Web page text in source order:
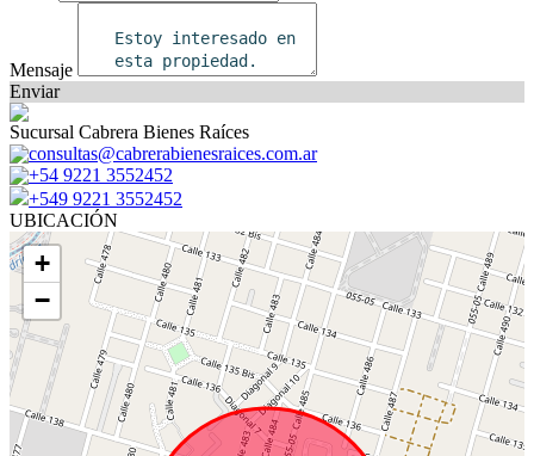
Mensaje
Enviar
Sucursal Cabrera Bienes Raíces
consultas@cabrerabienesraices.com.ar
+54 9221 3552452
+549 9221 3552452
UBICACIÓN
+
−